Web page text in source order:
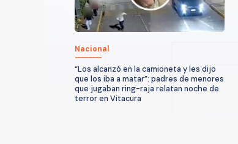
Nacional
“Los alcanzó en la camioneta y les dijo
que los iba a matar”: padres de menores
que jugaban ring-raja relatan noche de
terror en Vitacura